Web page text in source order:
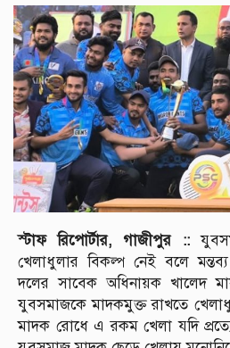
স্টাফ রিপোর্টার, গাজীপুর ::
খেলাধুলার বিকল্প নেই বলে
দলের সাবেক অধিনায়ক খালেদ
যুবসমাজকে মাদকমুক্ত রাখতে
মাদক রোধে এ রকম খেলা যদি